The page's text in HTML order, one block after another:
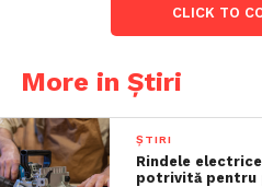
CLICK TO
More in Știri
ȘTIRI
Rindele
potrivită pentru